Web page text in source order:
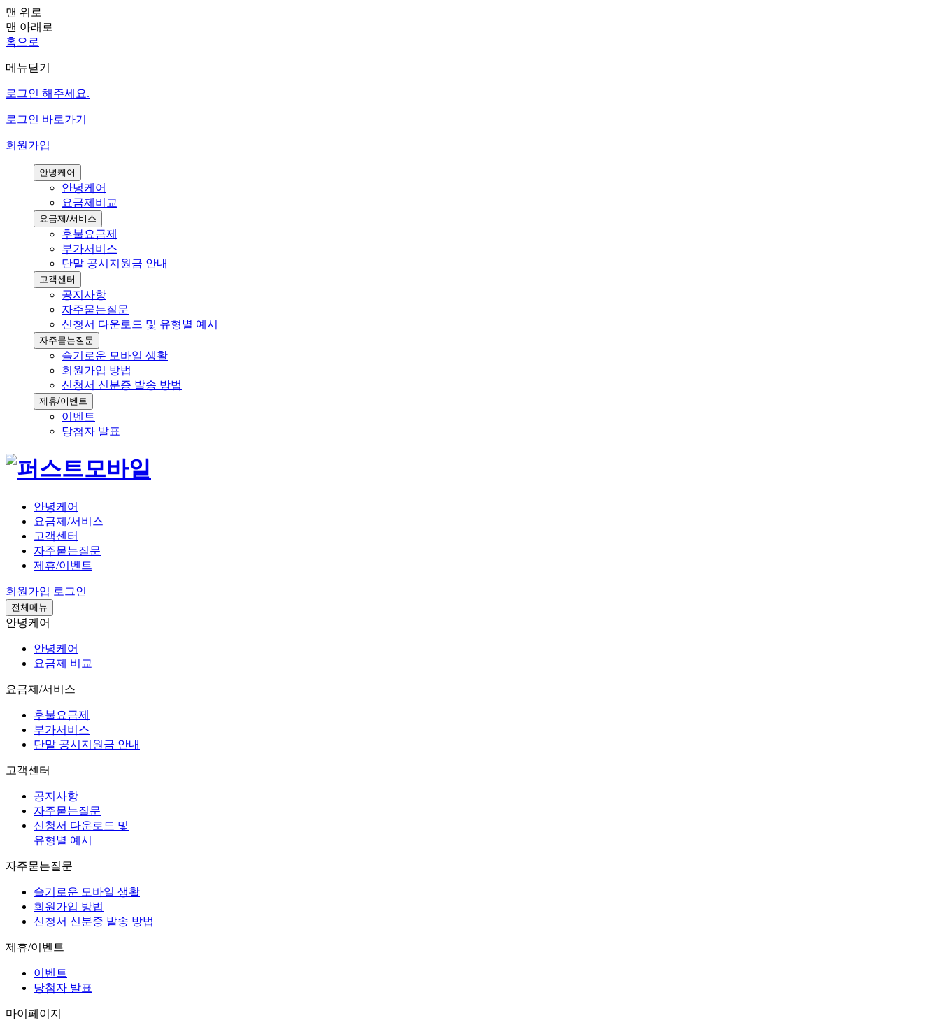
맨 위로
맨 아래로
홈으로
메뉴닫기
로그인 해주세요.
로그인 바로가기
회원가입
안녕케어
안녕케어
요금제비교
요금제/서비스
후불요금제
부가서비스
단말 공시지원금 안내
고객센터
공지사항
자주묻는질문
신청서 다운로드 및 유형별 예시
자주묻는질문
슬기로운 모바일 생활
회원가입 방법
신청서 신분증 발송 방법
제휴/이벤트
이벤트
당첨자 발표
안녕케어
요금제/서비스
고객센터
자주묻는질문
제휴/이벤트
회원가입 로그인
전체메뉴
안녕케어
안녕케어
요금제 비교
요금제/서비스
후불요금제
부가서비스
단말 공시지원금 안내
고객센터
공지사항
자주묻는질문
신청서 다운로드 및
유형별 예시
자주묻는질문
슬기로운 모바일 생활
회원가입 방법
신청서 신분증 발송 방법
제휴/이벤트
이벤트
당첨자 발표
마이페이지